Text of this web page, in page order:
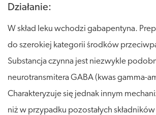
Działanie:
W skład leku wchodzi gabapentyna.
do szerokiej kategorii środków
Substancja czynna jest niezwykle
neurotransmitera GABA (kwas gamma-
Charakteryzuje się jednak innym
niż w przypadku pozostałych